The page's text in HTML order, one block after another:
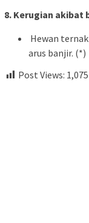
8. Kerugian akibat
Hewan
arus banjir. (*)
Post Views: 1,075